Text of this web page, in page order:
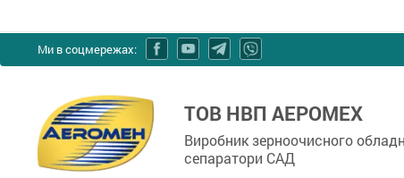
Ми в соцмережах:
ТОВ НВП АЕРОМЕХ
Виробник зерноочисного
сепаратори САД